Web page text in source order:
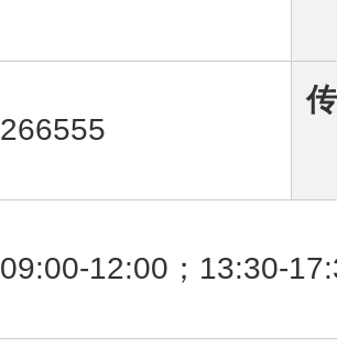
266555
09:00-12:00；13:30-